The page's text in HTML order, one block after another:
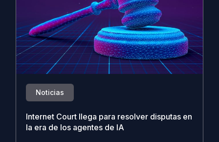
Noticias
Internet Court llega para resolver disputas en
la era de los agentes de IA